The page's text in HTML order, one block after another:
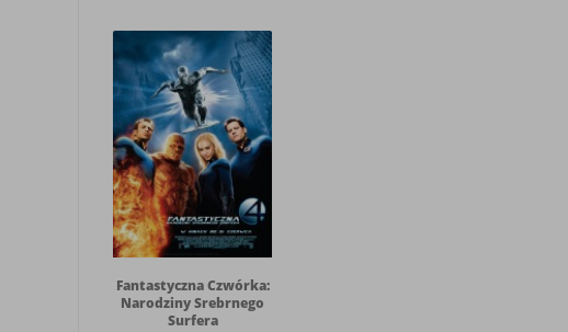
Fantastyczna Czwórka:
Narodziny Srebrnego
Surfera